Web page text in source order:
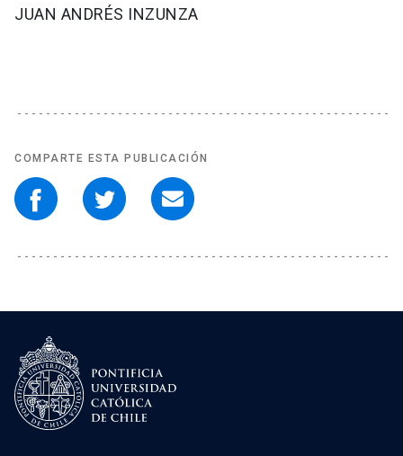
JUAN ANDRÉS INZUNZA
COMPARTE ESTA PUBLICACIÓN